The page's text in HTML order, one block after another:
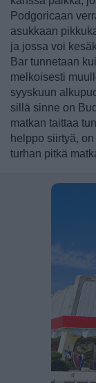
Podgoricaan
asukkaan
ja jossa voi
Bar tunnetaan
melkoisesti
syyskuun
sillä sinne on
matkan taittaa
helppo siirtyä,
turhan pitkä